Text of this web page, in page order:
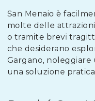
San Menaio è
molte delle
o tramite brevi
che desiderano
Gargano, noleggiare
una soluzione